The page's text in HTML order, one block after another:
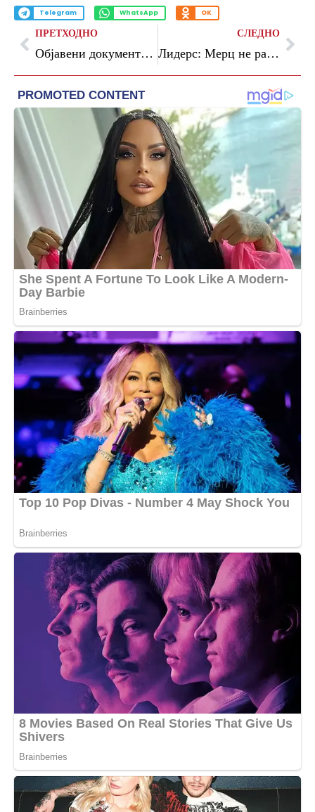
Telegram WhatsApp OK
ПРЕТХОДНО
Објавени документи од принцот Ендру, покојната кралица имала посебна желба
СЛЕДНО
Лидерс: Мерц не разбира ништо од дипломатија